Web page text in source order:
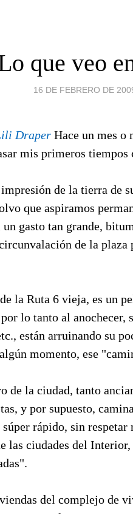
que veo
16 DE FEBRERO DE
Draper Hace un mes o
mis primeros tiempos
de la tierra de
que aspiramos
un gasto tan grande,
de la
la Ruta 6 vieja, es un
lo tanto al anochecer,
están arruinando su
momento, ese
de la ciudad, tanto
y por supuesto,
rápido, sin respetar
las ciudades del
del complejo de